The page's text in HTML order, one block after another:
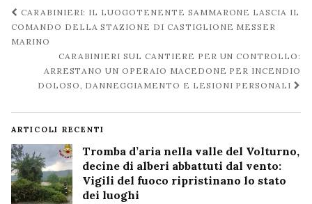
Navigazione
post
CARABINIERI: IL LUOGOTENENTE SAMMARONE LASCIA IL
COMANDO DELLA STAZIONE DI CASTIGLIONE MESSER
MARINO
CARABINIERI SUL CANTIERE PER UN CONTROLLO:
ARRESTANO UN OPERAIO MACEDONE PER INCENDIO
DOLOSO, DANNEGGIAMENTO E LESIONI PERSONALI
ARTICOLI RECENTI
Tromba d’aria nella valle del Volturno,
decine di alberi abbattuti dal vento:
Vigili del fuoco ripristinano lo stato
dei luoghi